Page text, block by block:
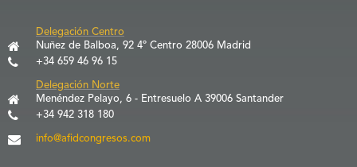
Delegación Centro
Nuñez de Balboa, 92 4º Centro 28006 Madrid
+34 659 46 96 15
Delegación Norte
Menéndez Pelayo, 6 - Entresuelo A 39006 Santander
+34 942 318 180
info@afidcongresos.com